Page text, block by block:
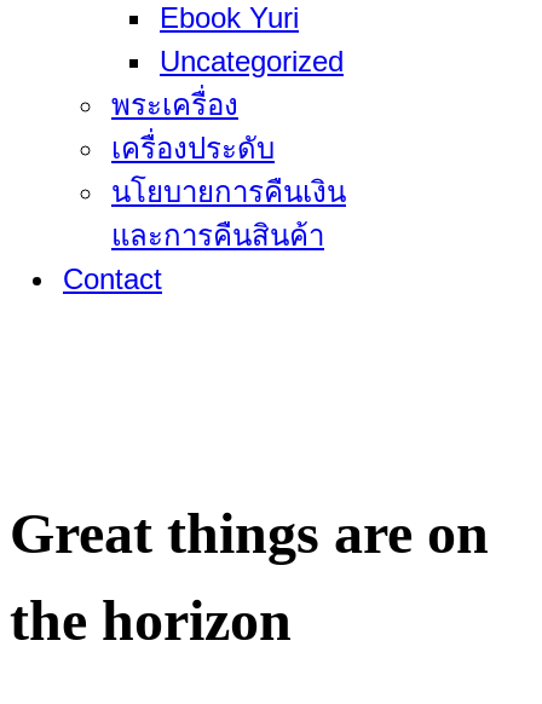
Ebook Yuri
Uncategorized
พระเครื่อง
เครื่องประดับ
นโยบายการคืนเงิน
และการคืนสินค้า
Contact
Great things are on
the horizon